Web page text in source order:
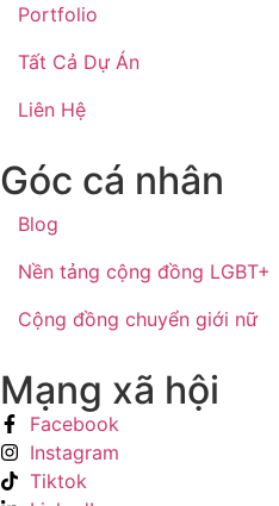
Portfolio
Tất Cả Dự Án
Liên Hệ
Góc cá nhân
Blog
Nền tảng cộng đồng LGBT+
Cộng đồng chuyển giới nữ
Mạng xã hội
Facebook
Instagram
Tiktok